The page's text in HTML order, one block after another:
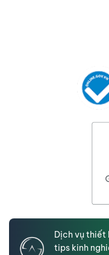
Dịch vụ thiết
tips kinh